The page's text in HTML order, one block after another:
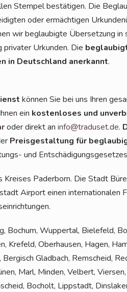
Stem­pel bestä­ti­gen. Die
oder ermäch­ti­gen
wir beglau­big­te Über­set­zung
Urkun­den. Die
in Deutsch­land aner­kannt.
kön­nen Sie bei uns Ihren
ein kos­ten­lo­ses und
oder direkt an info@traduset.de.
Preis­ge­stal­tung für
und
Pader­born. Die Stadt
Air­port einen inter­na­tio­na­len
Bochum, Wup­per­tal, Bie­le­feld,
Kre­feld, Ober­hau­sen, Hagen,
Glad­bach, Rem­scheid,
Marl, Min­den, Vel­bert,
Bocholt, Lipp­stadt,